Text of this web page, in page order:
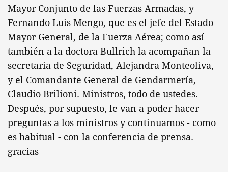
Mayor Conjunto de las Fuerzas Armadas, y
Fernando Luis Mengo, que es el jefe del Estado
Mayor General, de la Fuerza Aérea; como así
también a la doctora Bullrich la acompañan la
secretaria de Seguridad, Alejandra Monteoliva,
y el Comandante General de Gendarmería,
Claudio Brilioni. Ministros, todo de ustedes.
Después, por supuesto, le van a poder hacer
preguntas a los ministros y continuamos - como
es habitual - con la conferencia de prensa.
gracias